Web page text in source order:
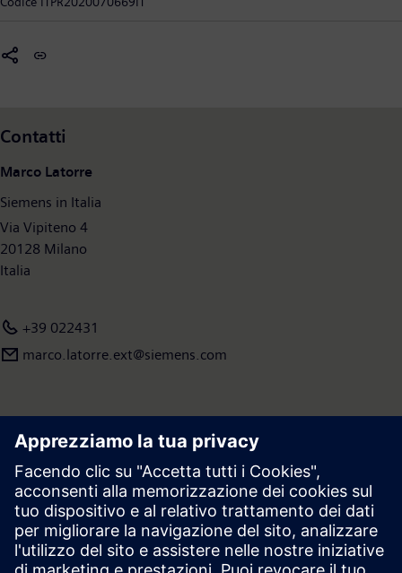
i propri clienti a prosperare e le comunità a progredire
hanno cura delle persone e del mondo che ci circonda. Con circa
Contatti
Marco Latorre
Siemens in Italia
Via Vipiteno 4
20128 Milano
Italia
+39 022431
marco.latorre.ext@siemens.com
Area stampa | Azienda | Siemens